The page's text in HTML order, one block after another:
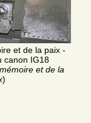
et de la paix -
canon IG18
et de la
)